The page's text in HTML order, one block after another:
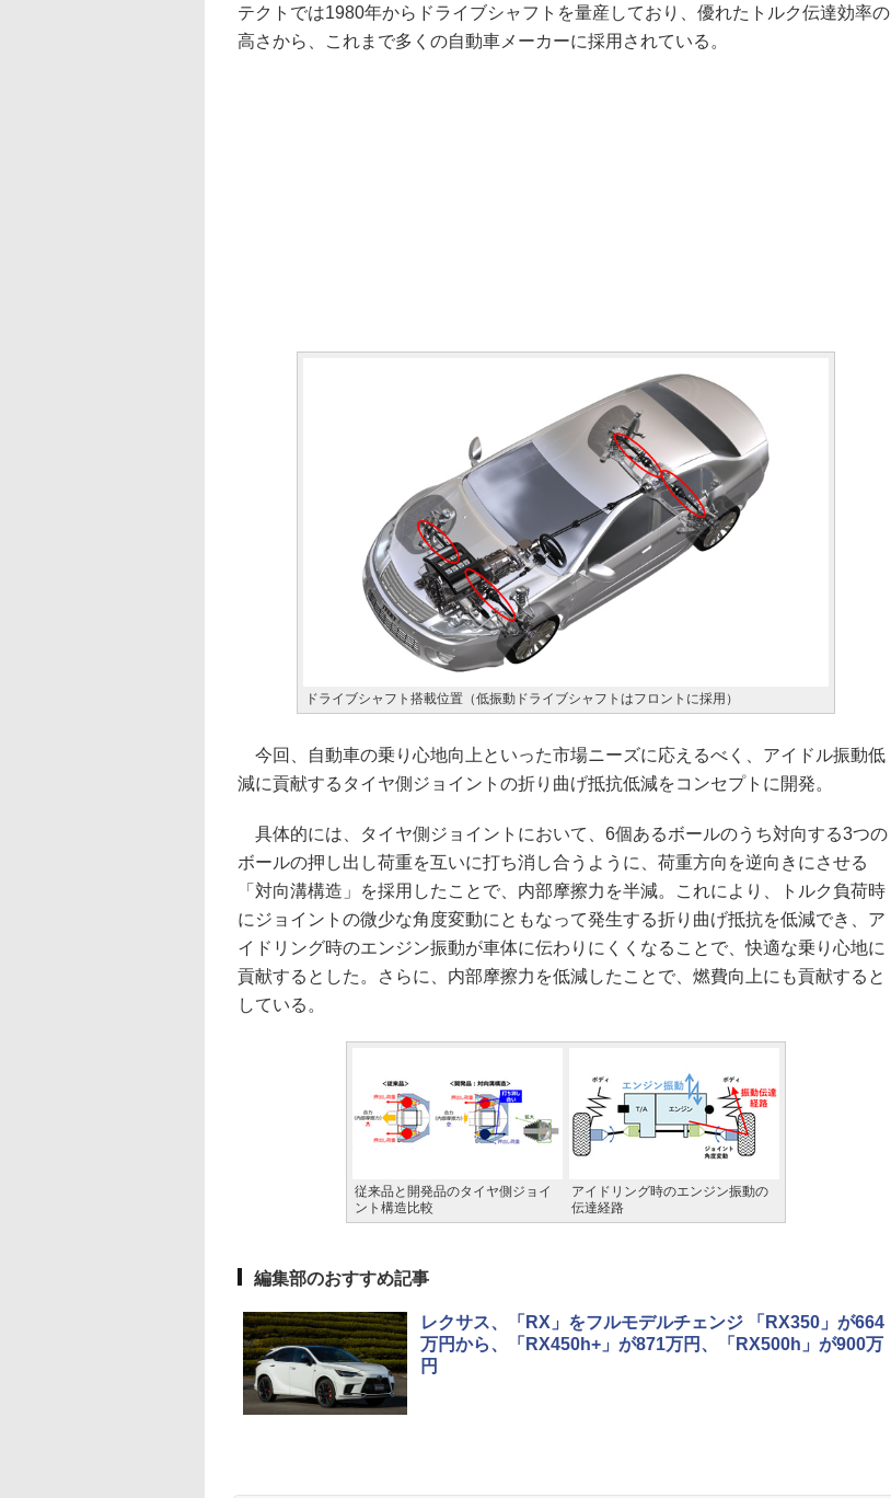
テクトでは1980年からドライブシャフトを量産しており、優れたトルク伝達効率の
高さから、これまで多くの自動車メーカーに採用されている。
ドライブシャフト搭載位置（低振動ドライブシャフトはフロントに採用）
今回、自動車の乗り心地向上といった市場ニーズに応えるべく、アイドル振動低
減に貢献するタイヤ側ジョイントの折り曲げ抵抗低減をコンセプトに開発。
具体的には、タイヤ側ジョイントにおいて、6個あるボールのうち対向する3つの
ボールの押し出し荷重を互いに打ち消し合うように、荷重方向を逆向きにさせる
「対向溝構造」を採用したことで、内部摩擦力を半減。これにより、トルク負荷時
にジョイントの微少な角度変動にともなって発生する折り曲げ抵抗を低減でき、ア
イドリング時のエンジン振動が車体に伝わりにくくなることで、快適な乗り心地に
貢献するとした。さらに、内部摩擦力を低減したことで、燃費向上にも貢献すると
している。
従来品と開発品のタイヤ側ジョイ
ント構造比較
アイドリング時のエンジン振動の
伝達経路
編集部のおすすめ記事
レクサス、「RX」をフルモデルチェンジ 「RX350」が664
万円から、「RX450h+」が871万円、「RX500h」が900万
円